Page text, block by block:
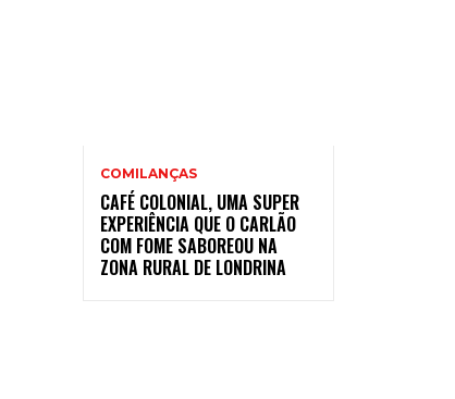
COMILANÇAS
CAFÉ COLONIAL, UMA SUPER
EXPERIÊNCIA QUE O CARLÃO
COM FOME SABOREOU NA
ZONA RURAL DE LONDRINA